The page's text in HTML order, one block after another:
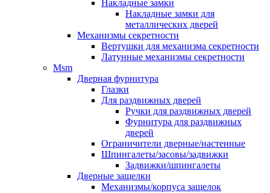
Накладные замки
Накладные замки для
металлических дверей
Механизмы секретности
Вертушки для механизма секретности
Латунные механизмы секретности
Msm
Дверная фурнитура
Глазки
Для раздвижных дверей
Ручки для раздвижных дверей
Фурнитура для раздвижных
дверей
Ограничители дверные/настенные
Шпингалеты/засовы/задвижки
Задвижки/шпингалеты
Дверные защелки
Механизмы/корпуса защелок